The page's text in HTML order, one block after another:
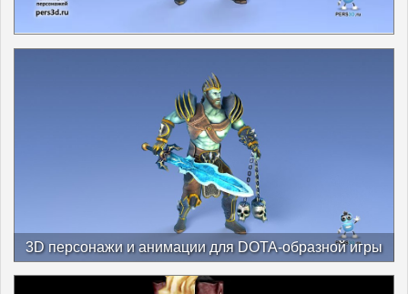
3D персонажи и анимации для DOTA-образной игры